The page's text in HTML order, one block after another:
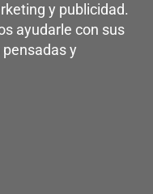
y publicidad.
ayudarle con sus
y